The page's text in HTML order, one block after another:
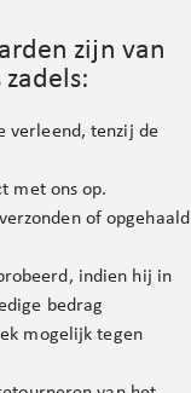
zijn van
verleend, tenzij de
met ons op.
of opgehaald
indien hij in
bedrag
mogelijk tegen